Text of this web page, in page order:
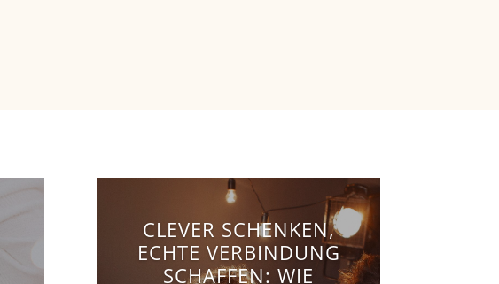
CLEVER SCHENKEN,
ECHTE VERBINDUNG
SCHAFFEN: WIE